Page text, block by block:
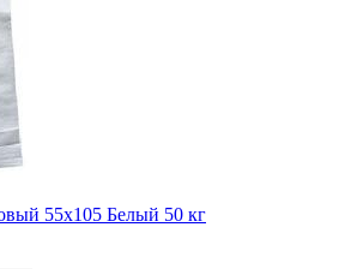
55х105 Белый 50 кг